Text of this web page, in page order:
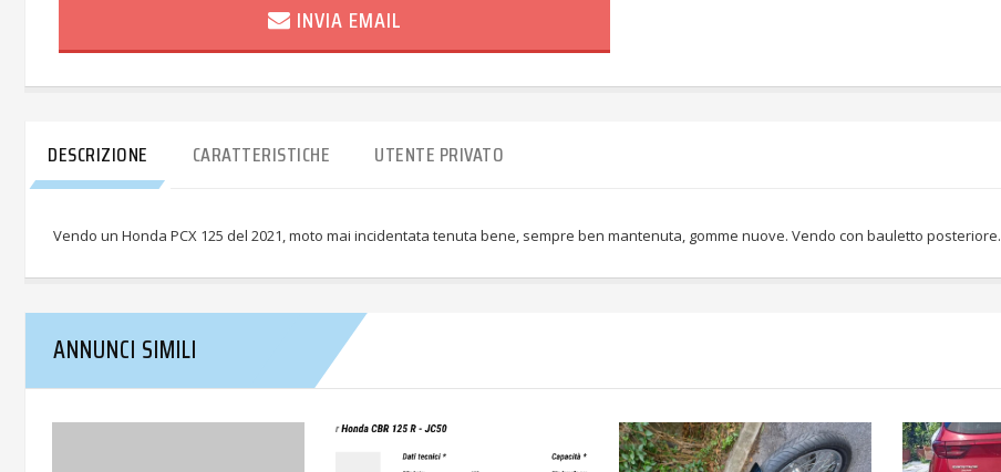
INVIA EMAIL
DESCRIZIONE CARATTERISTICHE UTENTE PRIVATO
Vendo un Honda PCX 125 del 2021, moto mai incidentata tenuta bene, sempre ben mantenuta, gomme nuove. Vendo con bauletto posteriore.
ANNUNCI SIMILI